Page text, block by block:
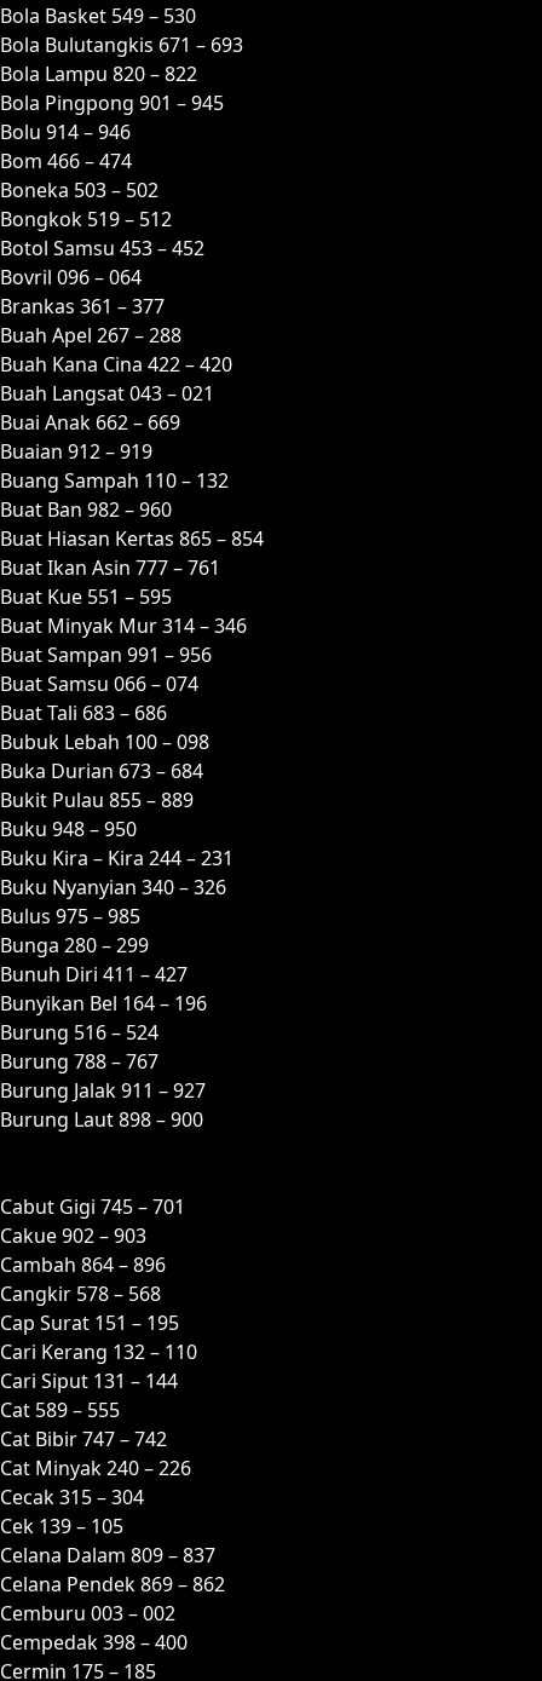
Bola Basket 549 – 530
Bola Bulutangkis 671 – 693
Bola Lampu 820 – 822
Bola Pingpong 901 – 945
Bolu 914 – 946
Bom 466 – 474
Boneka 503 – 502
Bongkok 519 – 512
Botol Samsu 453 – 452
Bovril 096 – 064
Brankas 361 – 377
Buah Apel 267 – 288
Buah Kana Cina 422 – 420
Buah Langsat 043 – 021
Buai Anak 662 – 669
Buaian 912 – 919
Buang Sampah 110 – 132
Buat Ban 982 – 960
Buat Hiasan Kertas 865 – 854
Buat Ikan Asin 777 – 761
Buat Kue 551 – 595
Buat Minyak Mur 314 – 346
Buat Sampan 991 – 956
Buat Samsu 066 – 074
Buat Tali 683 – 686
Bubuk Lebah 100 – 098
Buka Durian 673 – 684
Bukit Pulau 855 – 889
Buku 948 – 950
Buku Kira – Kira 244 – 231
Buku Nyanyian 340 – 326
Bulus 975 – 985
Bunga 280 – 299
Bunuh Diri 411 – 427
Bunyikan Bel 164 – 196
Burung 516 – 524
Burung 788 – 767
Burung Jalak 911 – 927
Burung Laut 898 – 900
Cabut Gigi 745 – 701
Cakue 902 – 903
Cambah 864 – 896
Cangkir 578 – 568
Cap Surat 151 – 195
Cari Kerang 132 – 110
Cari Siput 131 – 144
Cat 589 – 555
Cat Bibir 747 – 742
Cat Minyak 240 – 226
Cecak 315 – 304
Cek 139 – 105
Celana Dalam 809 – 837
Celana Pendek 869 – 862
Cemburu 003 – 002
Cempedak 398 – 400
Cermin 175 – 185